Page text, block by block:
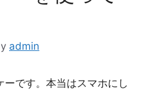
admin
です。本当はスマホにし